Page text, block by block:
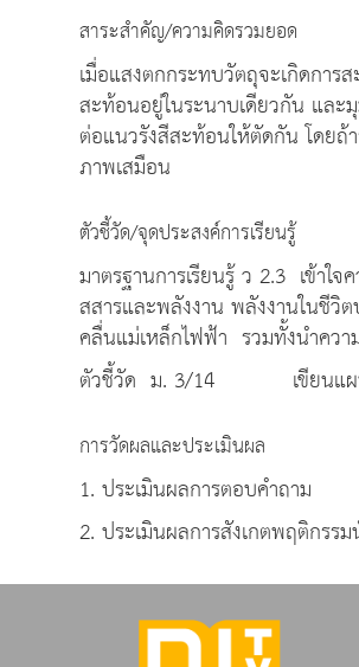
สาระสำคัญ/ความคิดรวมยอด
เมื่อแสงตกกระทบวัตถุจะเกิดกา
สะท้อนอยู่ในระนาบเดียวกัน แล
ต่อแนวรังสีสะท้อนให้ตัดกัน โดยถ้
ภาพเสมือน
ตัวชี้วัด/จุดประสงค์การเรียนรู้
มาตรฐานการเรียนรู้ ว 2.3 เข้าใ
สสารและพลังงาน พลังงานในชีวิ
คลื่นแม่เหล็กไฟฟ้า รวมทั้งนำควา
ตัวชี้วัด ม. 3/14 เขียนแผนภาพ
การวัดผลและประเมินผล
1. ประเมินผลการตอบคำถาม
2. ประเมินผลการสังเกตพฤติกรร